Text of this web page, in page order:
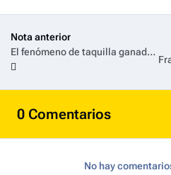
Nota anterior
El fenómeno de taquilla ganador del Oscar®, Avatar: Fuego y Cenizas, llega a Disney+ el 24 de junio
0 Comentarios
No hay